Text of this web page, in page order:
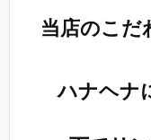
当店のこだ
ハナヘナ